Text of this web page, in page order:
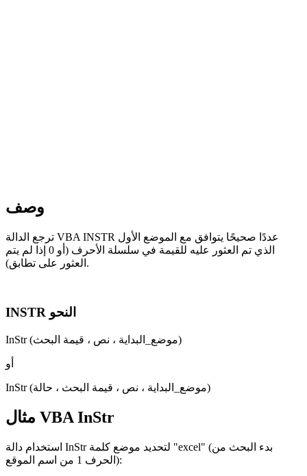
وصف
ترجع الدالة VBA INSTR عددًا صحيحًا يتوافق مع الموضع الأول
الذي تم العثور عليه للقيمة في سلسلة الأحرف (أو 0 إذا لم يتم
العثور على تطابق).
INSTR النحو
InStr (موضع_البداية ، نص ، قيمة البحث)
أو
InStr (موضع_البداية ، نص ، قيمة البحث ، حالة)
مثال VBA InStr
استخدام دالة InStr لتحديد موضع كلمة "excel" (بدء البحث من
الحرف 1 من اسم الموقع):